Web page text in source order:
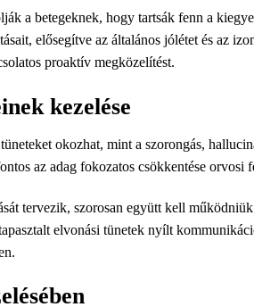
a betegeknek, hogy tartsák fenn a
elősegítve az általános jólétet és az
proaktív megközelítést.
kezelése
okozhat, mint a szorongás,
az adag fokozatos csökkentése orvosi
tervezik, szorosan együtt kell
elvonási tünetek nyílt